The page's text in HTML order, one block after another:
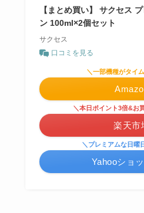
【まとめ買い】 サクセス
ン 100ml×2個セット
サクセス
口コミを見る
＼一部機種がタイ
＼本日ポイント3倍&お
楽天市
＼プレミアムな日曜
Yahooショ